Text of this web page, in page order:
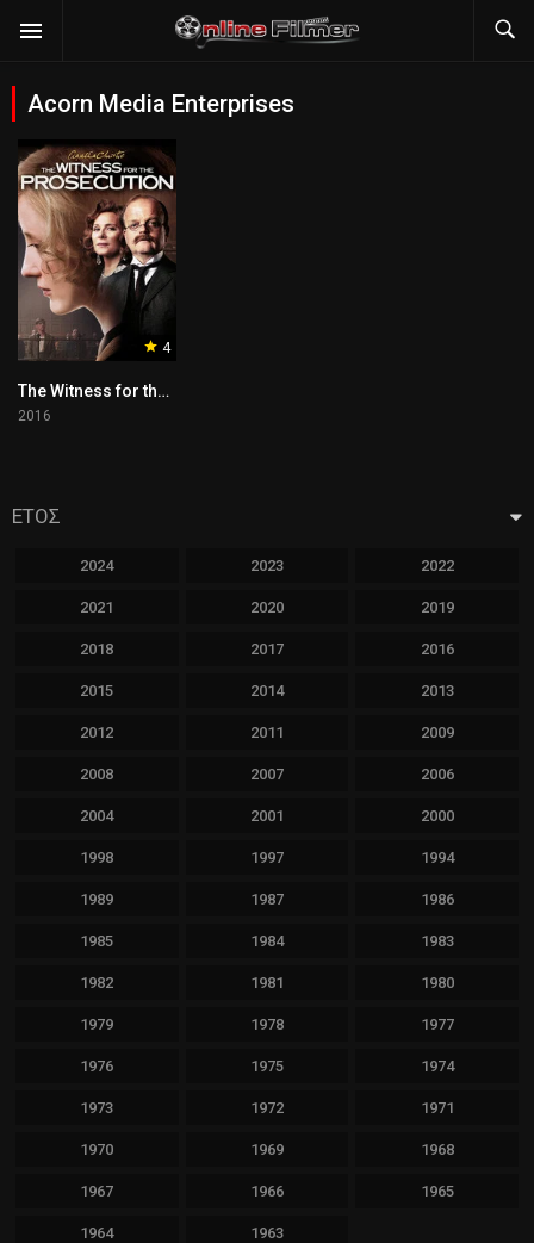
Acorn Media Enterprises
4
The Witness for the Prosecution
2016
ΕΤΟΣ
2024 2023 2022
2021 2020 2019
2018 2017 2016
2015 2014 2013
2012 2011 2009
2008 2007 2006
2004 2001 2000
1998 1997 1994
1989 1987 1986
1985 1984 1983
1982 1981 1980
1979 1978 1977
1976 1975 1974
1973 1972 1971
1970 1969 1968
1967 1966 1965
1964 1963